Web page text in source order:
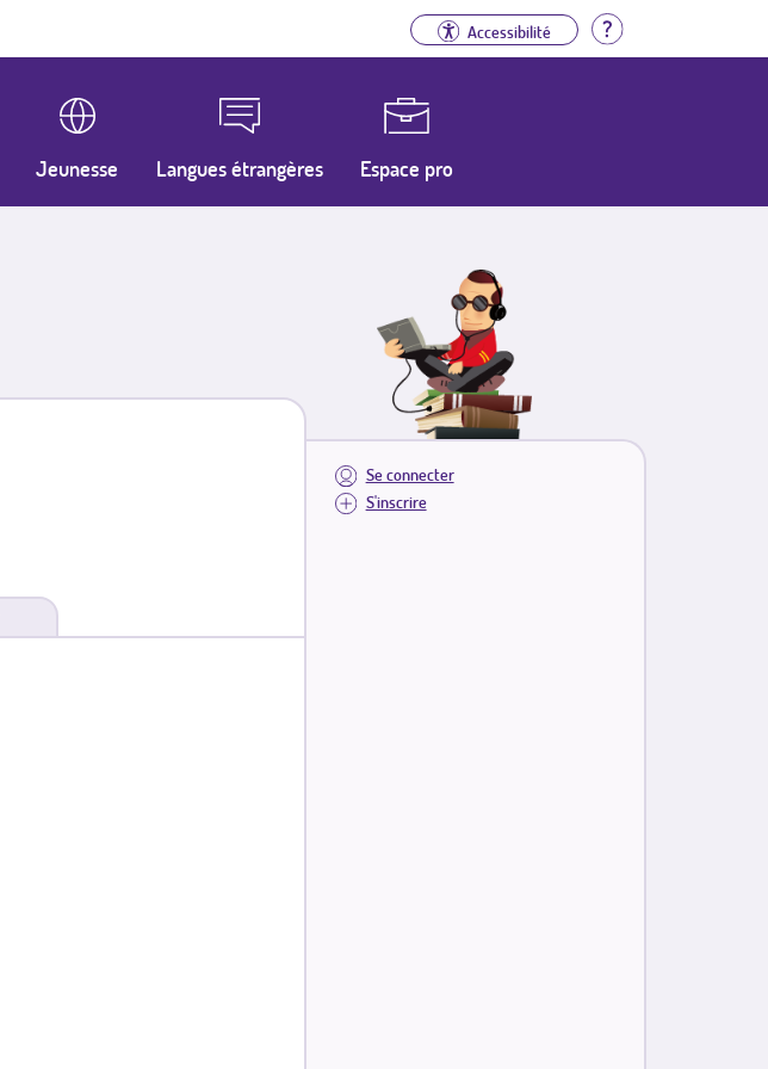
Accessibilité Aide
Jeunesse Langues étrangères Espace pro
Se connecter
S'inscrire